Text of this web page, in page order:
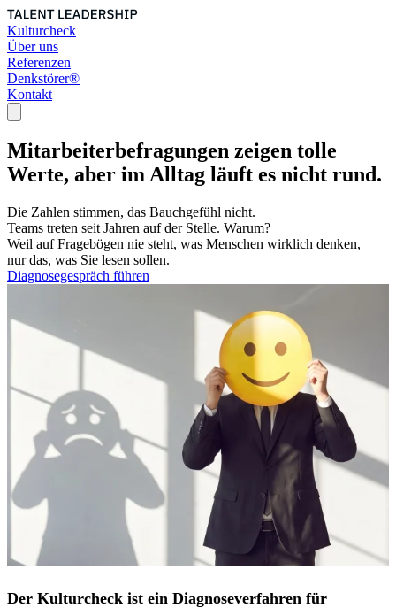
Kulturcheck
Über uns
Referenzen
Denkstörer®
Kontakt
Über uns
Referenzen
Denkstörer®
Mitarbeiterbefragungen zeigen tolle
Werte, aber im Alltag läuft es nicht rund.
Die Zahlen stimmen, das Bauchgefühl nicht.
Teams treten seit Jahren auf der Stelle. Warum?
Weil auf Fragebögen nie steht, was Menschen wirklich denken,
nur das, was Sie lesen sollen.
Diagnosegespräch führen
Der Kulturcheck ist ein Diagnoseverfahren für